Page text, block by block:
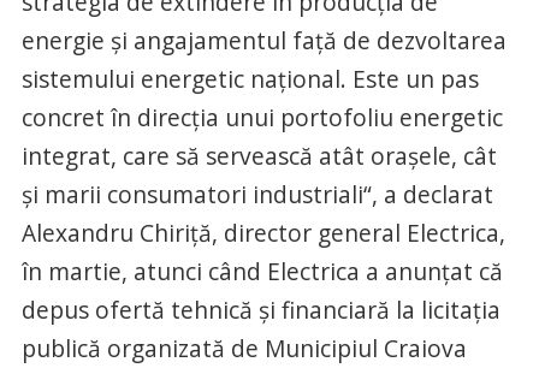
energie și angajamentul față de dezvoltarea
sistemului energetic național. Este un pas
concret în direcția unui portofoliu energetic
integrat, care să servească atât orașele, cât
și marii consumatori industriali“, a declarat
Alexandru Chiriță, director general Electrica,
în martie, atunci când Electrica a anunțat că
depus ofertă tehnică și financiară la licitația
publică organizată de Municipiul Craiova